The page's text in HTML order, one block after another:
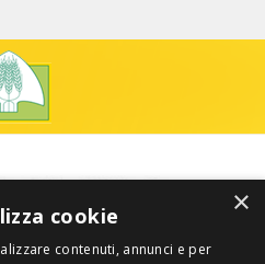
×
cookie
contenuti, annunci e per